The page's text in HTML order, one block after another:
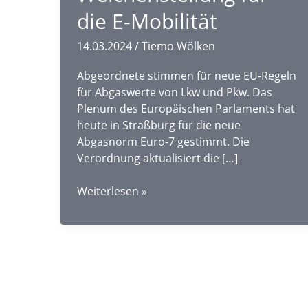
die E-Mobilität
14.03.2024/Tiemo Wölken
Abgeordnete stimmen für neue EU-Regeln
für Abgaswerte von Lkw und Pkw. Das
Plenum des Europäischen Parlaments hat
heute in Straßburg für die neue
Abgasnorm Euro-7 gestimmt. Die
Verordnung aktualisiert die […]
Wichtige
für
Weiterlesen »